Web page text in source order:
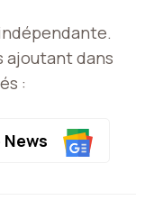
ajoutant dans
: